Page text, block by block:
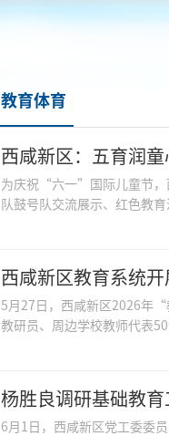
教育体育
西咸新区：五育润
为庆祝“六一”国际儿童节，
队鼓号队交流展示、红色教
西咸新区教育系统
5月27日，西咸新区2026年“
教研员、周边学校教师代表
杨胜良调研基础教
6月1日，西咸新区党工委委